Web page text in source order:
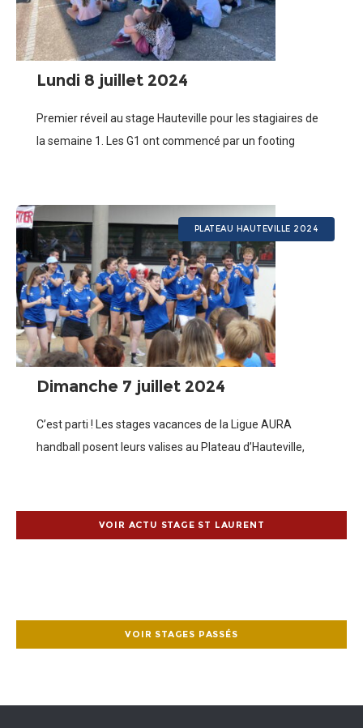
Lundi 8 juillet 2024
Premier réveil au stage Hauteville pour les stagiaires de
la semaine 1. Les G1 ont commencé par un footing
PLATEAU HAUTEVILLE 2024
Dimanche 7 juillet 2024
C’est parti ! Les stages vacances de la Ligue AURA
handball posent leurs valises au Plateau d’Hauteville,
VOIR ACTU STAGE ST LAURENT
VOIR STAGES PASSÉS